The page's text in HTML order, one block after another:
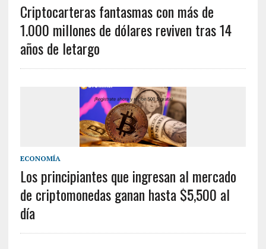
Criptocarteras fantasmas con más de
1.000 millones de dólares reviven tras 14
años de letargo
ECONOMÍA
Los principiantes que ingresan al mercado
de criptomonedas ganan hasta $5,500 al
día